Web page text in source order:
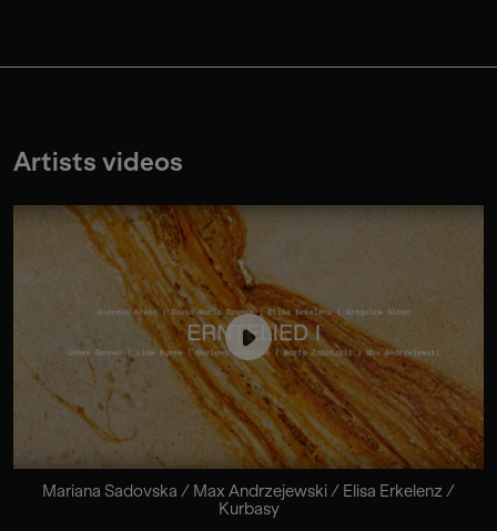
Artists videos
Mariana Sadovska / Max Andrzejewski / Elisa Erkelenz /
Kurbasy